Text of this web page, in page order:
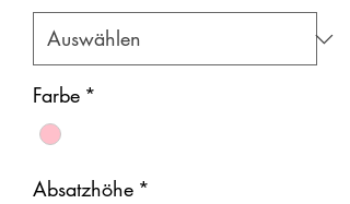
Farbe *
Absatzhöhe *